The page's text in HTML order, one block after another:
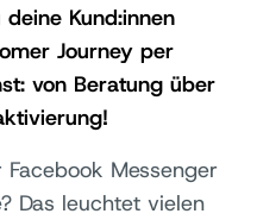
Kund:innen
Journey per
von Beratung über
Messenger
Das leuchtet vielen